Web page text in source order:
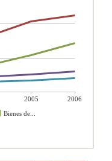
2005
2006
Bienes de...